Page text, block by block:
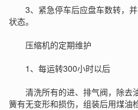
3、紧急停车后应盘车数转，并
状态。
压缩机的定期维护
1、每运转300小时以后
清洗所有的进、排气阀，除去
簧有无变形和损伤，组装后用煤油